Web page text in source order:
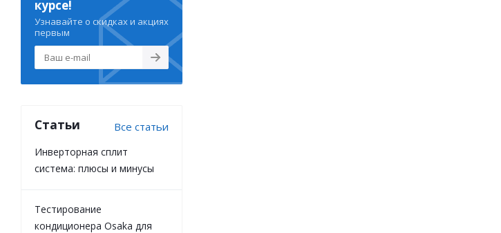
курсе!
Узнавайте о скидках и акциях
первым
Статьи Все статьи
Инверторная сплит
система: плюсы и минусы
Тестирование
кондиционера Osaka для